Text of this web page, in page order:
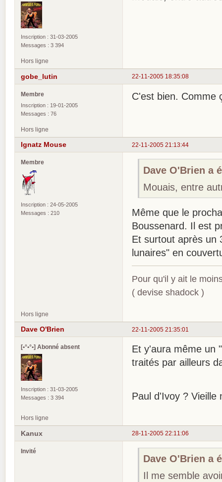
Inscription : 31-03-2005
Messages : 3 394
Hors ligne
22-11-2005 18:35:08
gobe_lutin
Membre
Inscription : 19-01-2005
Messages : 76
C'est bien. Comme
Hors ligne
22-11-2005 21:13:44
Ignatz Mouse
Membre
Inscription : 24-05-2005
Messages : 210
Dave O'Brien a
Mouais, entre
Même que le
Boussenard. Il est
Et surtout après un
lunaires" en
Pour qu'il y ait le
( devise shadock )
Hors ligne
22-11-2005 21:35:01
Dave O'Brien
[•°•°•] Abonné absent
Inscription : 31-03-2005
Messages : 3 394
Et y'aura même un
traités par ailleurs
Paul d'Ivoy ?
Hors ligne
28-11-2005 22:11:06
Kanux
Invité
Dave O'Brien a
Il me semble